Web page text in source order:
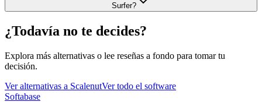
Surfer?
¿Todavía no te decides?
Explora más alternativas o lee reseñas a fondo para tomar tu
decisión.
Ver alternativas a ScalenutVer todo el software
Softabase